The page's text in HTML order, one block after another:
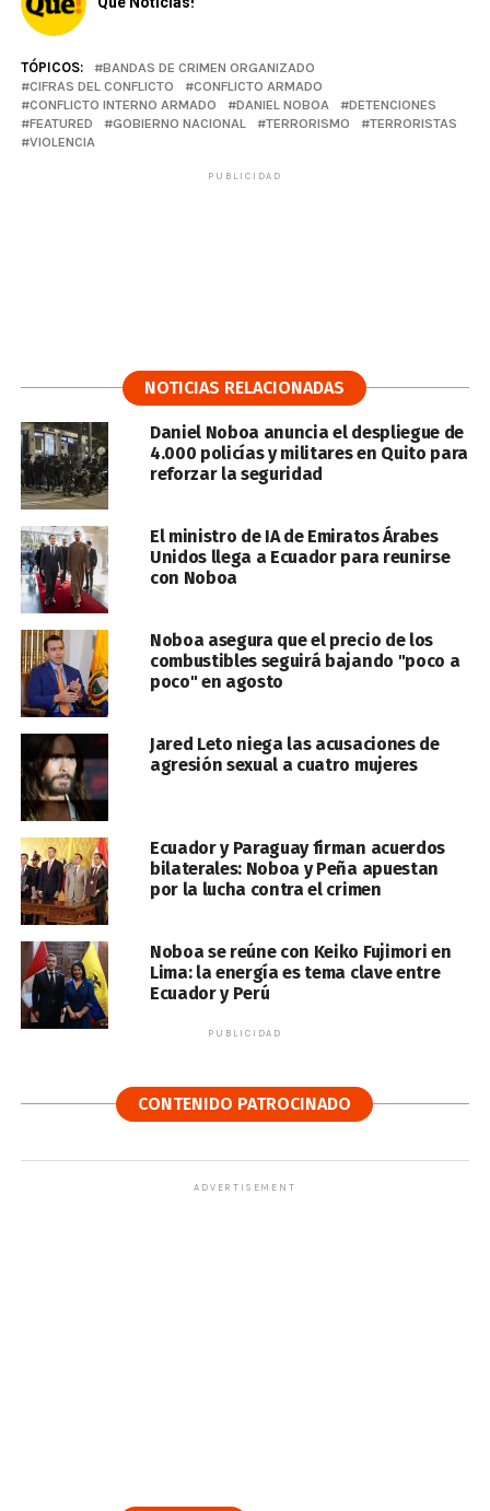
TÓPICOS:
BANDAS DE CRIMEN ORGANIZADO
CIFRAS DEL CONFLICTO
CONFLICTO ARMADO
CONFLICTO INTERNO ARMADO
DANIEL NOBOA
DETENCIONES
FEATURED
GOBIERNO NACIONAL TERRORISMO
TERRORISTAS
VIOLENCIA
PUBLICIDAD
NOTICIAS RELACIONADAS
Daniel Noboa anuncia el despliegue de
4.000 policías y militares en Quito para
reforzar la seguridad
El ministro de IA de Emiratos Árabes
Unidos llega a Ecuador para reunirse
con Noboa
Noboa asegura que el precio de los
combustibles seguirá bajando "poco a
poco" en agosto
Jared Leto niega las acusaciones de
agresión sexual a cuatro mujeres
Ecuador y Paraguay firman acuerdos
bilaterales: Noboa y Peña apuestan
por la lucha contra el crimen
Noboa se reúne con Keiko Fujimori en
Lima: la energía es tema clave entre
Ecuador y Perú
PUBLICIDAD
CONTENIDO PATROCINADO
ADVERTISEMENT